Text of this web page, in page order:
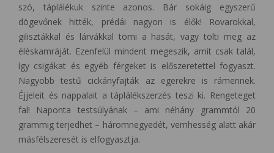
szó, táplálékuk szinte azonos. Bár sokáig egyszerű
dögevőnek hitték, prédái nagyon is élők! Rovarokkal,
gilisztákkal és lárvákkal tömi a hasát, vagy tölti meg az
éléskamráját. Ezenfelül mindent megeszik, amit csak talál,
így csigákat és egyéb férgeket is előszeretettel fogyaszt.
Nagyobb testű cickányfajták az egerekre is rámennek.
Éjjeleit és nappalait a táplálékszerzés teszi ki. Rengeteget
fal! Naponta testsúlyának – ami néhány grammtól 20
grammig terjedhet – háromnegyedét, vemhesség alatt akár
másfélszeresét is elfogyasztja.